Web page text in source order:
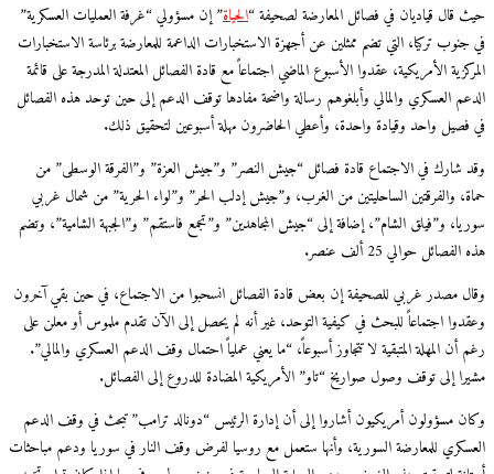
حيث قال قياديان في فصائل المعارضة لصحيفة “الحياة” إن مسؤولي “غرفة العمليات العسكرية”
في جنوب تركيا، التي تضم ممثلين عن أجهزة الاستخبارات الداعمة للمعارضة برئاسة الاستخبارات
المركزية الأمريكية، عقدوا الأسبوع الماضي اجتماعاً مع قادة الفصائل المعتدلة المدرجة على قائمة
الدعم العسكري والمالي وأبلغوهم رسالة واضحة مفادها توقف الدعم إلى حين توحد هذه الفصائل
في فصيل واحد وقيادة واحدة، وأعطي الحاضرون مهلة أسبوعين لتحقيق ذلك.
وقد شارك في الاجتماع قادة فصائل “جيش النصر” و”جيش العزة” و”الفرقة الوسطى” من
حماة، والفرقتين الساحليتين من الغرب، و”جيش إدلب الحر” و”لواء الحرية” من شمال غربي
سوريا، و”فيلق الشام”، إضافة إلى “جيش المجاهدين” و”تجمع فاستقم” و”الجبهة الشامية”، وتضم
هذه الفصائل حوالي 25 ألف عنصر.
وقال مصدر غربي للصحيفة إن بعض قادة الفصائل انسحبوا من الاجتماع، في حين بقي آخرون
وعقدوا اجتماعاً للبحث في كيفية التوحد، غير أنه لم يحصل إلى الآن تقدم ملموس أو معلن على
رغم أن المهلة المتبقية لا تتجاوز أسبوعاً، “ما يعني عملياً احتمال وقف الدعم العسكري والمالي”.
مشيرا إلى توقف وصول صواريخ “تاو” الأمريكية المضادة للدروع إلى الفصائل.
وكان مسؤولون أمريكيون أشاروا إلى أن إدارة الرئيس “دونالد ترامب” تبحث في وقف الدعم
العسكري للمعارضة السورية، وأنها ستعمل مع روسيا لفرض وقف النار في سوريا ودعم مباحثات